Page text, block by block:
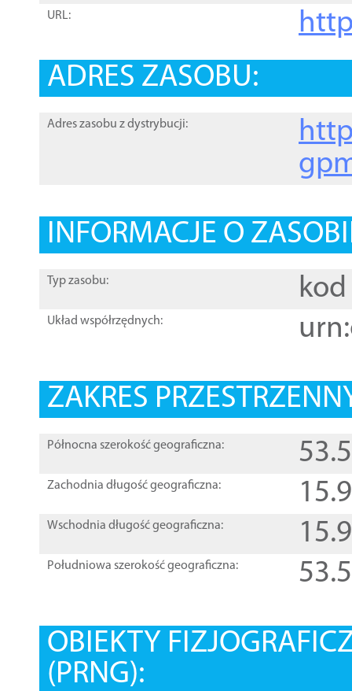
URL:
ADRES ZASOBU:
Adres zasobu z dystrybucji:
INFORMACJE O
Typ zasobu: kod
Układ współrzędnych:
ZAKRES
Północna szerokość geograficzna:
Zachodnia długość geograficzna:
Wschodnia długość geograficzna:
Południowa szerokość geograficzna:
OBIEKTY
(PRNG):